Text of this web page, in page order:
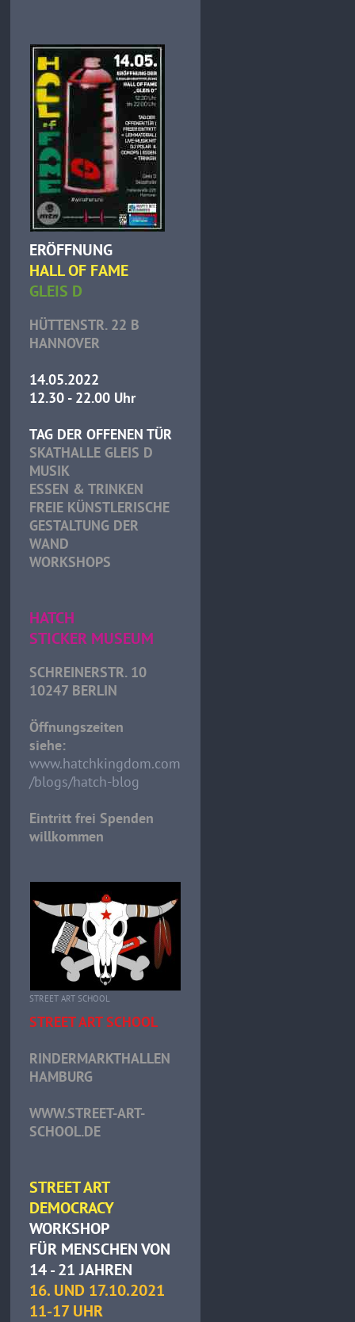
ERÖFFNUNG
HALL OF FAME
GLEIS D
HÜTTENSTR. 22 B
HANNOVER
14.05.2022
12.30 - 22.00 Uhr
TAG DER OFFENEN TÜR
SKATHALLE GLEIS D
MUSIK
ESSEN & TRINKEN
FREIE KÜNSTLERISCHE
GESTALTUNG DER
WAND
WORKSHOPS
HATCH
STICKER MUSEUM
SCHREINERSTR. 10
10247 BERLIN
Öffnungszeiten
siehe:
www.hatchkingdom.com
/blogs/hatch-blog
Eintritt frei Spenden
willkommen
STREET ART SCHOOL
STREET ART SCHOOL
RINDERMARKTHALLEN
HAMBURG
WWW.STREET-ART-
SCHOOL.DE
STREET ART
DEMOCRACY
WORKSHOP
FÜR MENSCHEN VON
14 - 21 JAHREN
16. UND 17.10.2021
11-17 UHR